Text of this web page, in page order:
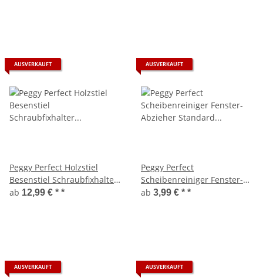
AUSVERKAUFT
Peggy Perfect Holzstiel
Besenstiel Schraubfixhalter
Ø 28 mm 140 cm
ab 12,99 € * *
AUSVERKAUFT
Peggy Perfect
Scheibenreiniger Fenster-
Abzieher Standard 25 cm
ab 3,99 € * *
AUSVERKAUFT AUSVERKAUFT